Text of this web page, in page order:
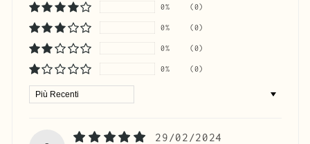
0% (0)
0% (0)
0% (0)
0% (0)
Sort by
29/02/2024